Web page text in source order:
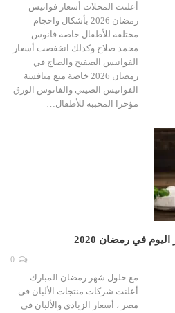
أعلنت المحلات أسعار فوانيس
رمضان 2026 بأشكال واحجام
مختلفة للأطفال خاصة فانوس
محمد صلاح وكذلك انخفضت أسعار
الفوانيس الصفيح والصاج في
رمضان 2026 خاصة منع منافسة
الفوانيس الصيني والفانوس الورق
مؤخرا المحببة للأطفال…
في رمضان 2020
مع حلول شهر رمضان المبارك
أعلنت شركات منتجات الألبان في
مصر ، أسعار الزبادي والألبان في